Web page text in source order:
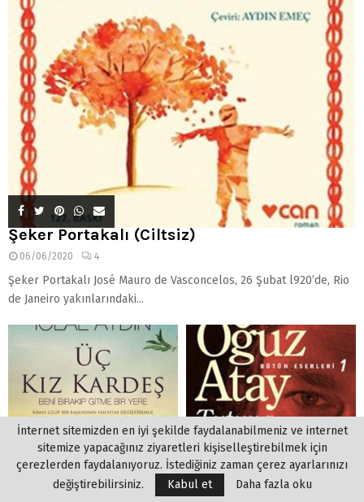
Şeker Portakalı (Ciltsiz)
06/06/2020 4
Şeker Portakalı José Mauro de Vasconcelos, 26 Şubat l920’de, Rio
de Janeiro yakınlarındaki...
İnternet sitemizden en iyi şekilde faydalanabilmeniz ve internet
sitemize yapacağınız ziyaretleri kişiselleştirebilmek için
çerezlerden faydalanıyoruz. İstediğiniz zaman çerez ayarlarınızı
değiştirebilirsiniz.
Kabul et Daha fazla oku